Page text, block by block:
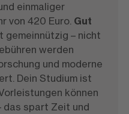
einmaliger
von 420 Euro. Gut
gemeinnützig – nicht
werden
und moderne
Dein Studium ist
können
das spart Zeit und